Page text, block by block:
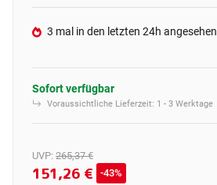
3 mal in den letzten 24h angesehen
Sofort verfügbar
Voraussichtliche Lieferzeit: 1 - 3 Werktage
UVP: 265,37 €
151,26 €
43%